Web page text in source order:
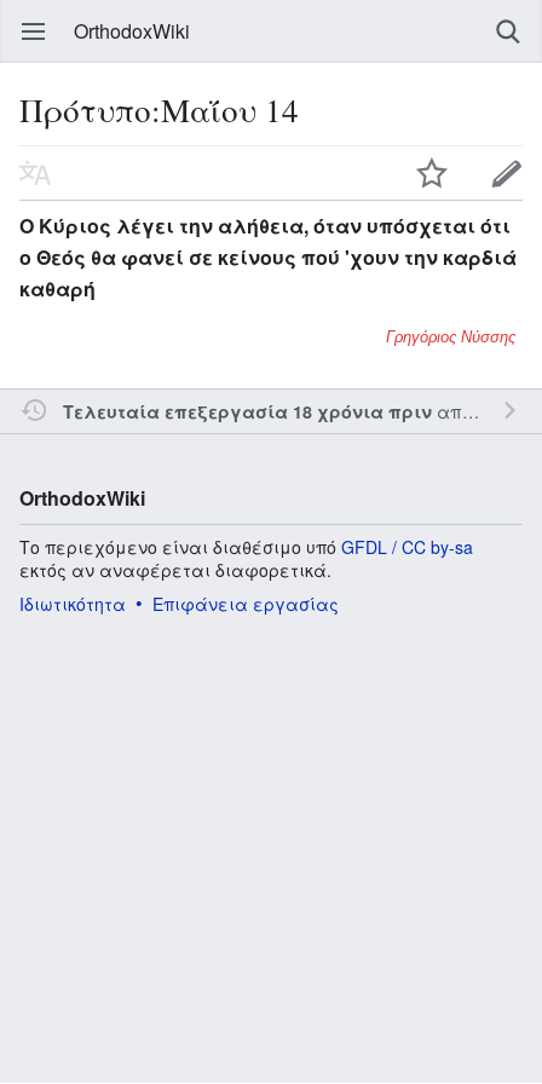
OrthodoxWiki
Πρότυπο:Μαΐου 14
Ο Κύριος λέγει την αλήθεια, όταν υπόσχεται ότι
ο Θεός θα φανεί σε κείνους πού 'χουν την καρδιά
καθαρή
Γρηγόριος Νύσσης
Τελευταία επεξεργασία 18 χρόνια πριναπό τον την
OrthodoxWiki
Το περιεχόμενο είναι διαθέσιμο υπό GFDL / CC by-sa
εκτός αν αναφέρεται διαφορετικά.
Ιδιωτικότητα
Επιφάνεια εργασίας